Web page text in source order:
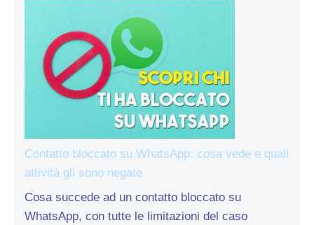
Contatto bloccato su WhatsApp: cosa vede e quali
attività gli sono negate
Cosa succede ad un contatto bloccato su
WhatsApp, con tutte le limitazioni del caso